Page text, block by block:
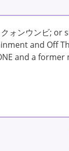
ォンウンビ;
and Off
and a former